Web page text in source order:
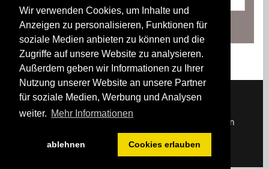
Wir verwenden Cookies, um Inhalte und
Anzeigen zu personalisieren, Funktionen für
soziale Medien anbieten zu können und die
Zugriffe auf unsere Website zu analysieren.
Außerdem geben wir Informationen zu Ihrer
Nutzung unserer Website an unsere Partner
für soziale Medien, Werbung und Analysen
weiter. Mehr Informationen
ablehnen Cookies erlauben
Downloads Impressum Login